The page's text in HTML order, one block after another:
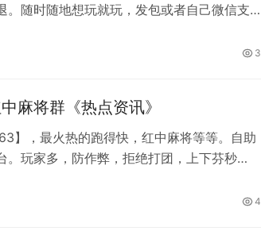
。随时随地想玩就玩，发包或者自己微信支
人18小时管理，你的麻将馆可能会打烊，但 3
麻将群《热点资讯》
】，最火热的跑得快，红中麻将等等。自助
。玩家多，防作弊，拒绝打团，上下芬秒
。
4